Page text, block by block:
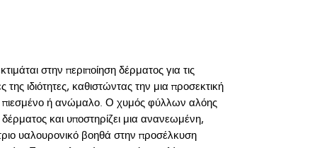
στην περιποίηση δέρματος για τις
της ιδιότητες, καθιστώντας την μια προσεκτική
πιεσμένο ή ανώμαλο. Ο χυμός φύλλων αλόης
και υποστηρίζει μια ανανεωμένη,
υαλουρονικό βοηθά στην προσέλκυση